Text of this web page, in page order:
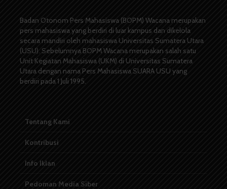
Badan Otonom Pers Mahasiswa (BOPM) Wacana merupakan
pers mahasiswa yang berdiri di luar kampus dan dikelola
secara mandiri oleh mahasiswa Universitas Sumatera Utara
(USU). Sebelumnya BOPM Wacana merupakan salah satu
Unit Kegiatan Mahasiswa (UKM) di Universitas Sumatera
Utara dengan nama Pers Mahasiswa SUARA USU yang
berdiri pada 1 Juli 1995.
Tentang Kami
Kontribusi
Info Iklan
Pedoman Media Siber